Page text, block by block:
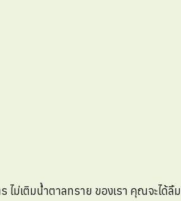
ไม่เติมน้ำตาลทราย ของเรา คุณจะได้ลิ้ม